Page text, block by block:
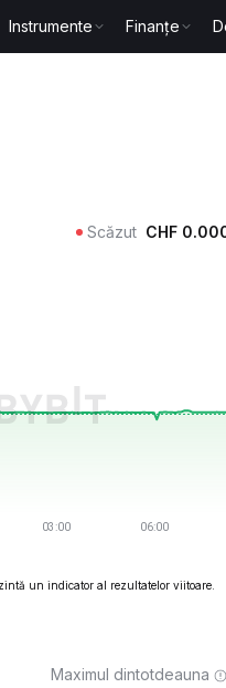
Instrumente Finanțe
Scăzut CHF
un indicator al rezultatelor viitoare.
Maximul dintotdeauna